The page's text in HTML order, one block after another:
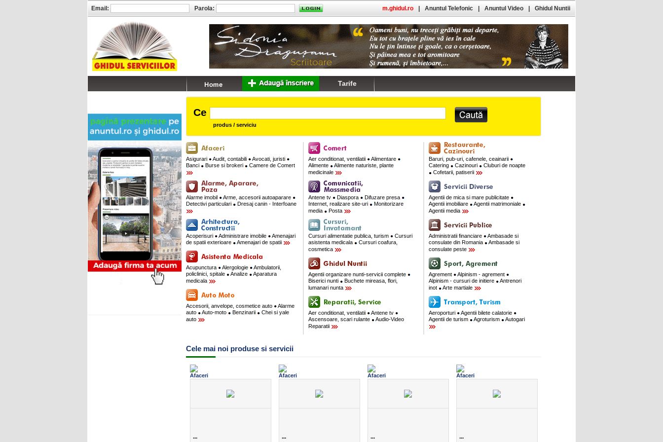
Ce
produs / serviciu
Asigurari Audit, contabili Avocati, juristi
Banci Burse si brokeri Camere de Comert
Alarme imobil Arme, accesorii autoaparare
Detectivi particulari Dresaj canin - Interfoane
Acoperisuri Administrare imobile Amenajari
de spatii exterioare Amenajari de spatii
Acupunctura Alergologie Ambulatorii,
policlinici, spitale Analize
Aparatura
medicala
Accesorii, anvelope, cosmetice auto Alarme
auto Auto-moto Benzinarii
Chei si yale
auto
Aer conditionat, ventilatii Alimentare
Alimente
Alimente naturiste, plante
medicinale
Antene tv Diaspora Difuzare presa
Internet, realizare site-uri
Monitorizare
media
Posta
Cursuri alimentatie publica, turism Cursuri
asistenta medicala
Cursuri coafura,
cosmetica
Agentii organizare nunti-servicii complete
Biserici nunti
Buchete mireasa, flori,
lumanari nunta
Aer conditionat, ventilatii Antene tv
Ascensoare, scari rulante
Audio-Video
Reparatii
Baruri, pub-uri, cafenele, ceainarii
Catering Cazinouri
Cluburi de noapte
Cofetarii, patiserii
Agentii de mica si mare publicitate
Agentii imobiliare
Agentii matrimoniale
Agentii media
Administratii financiare Ambasade si
consulate din Romania
Ambasade si
consulate peste
Agrement Alpinism - agrement
Alpinism - cursuri de initiere
Antrenori
inot
Arte martiale
Aeroporturi Agentii bilete calatorie
Agentii de turism Agroturism Autogari
Cele mai noi produse si servicii
... ... ... ...
Email: Parola: m.ghidul.ro Anuntul Telefonic Anuntul Video Ghidul Nuntii
Tarife